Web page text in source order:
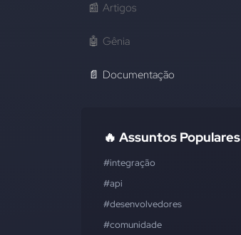
📰 Artigos
🤖 Gênia
📄 Documentação
🔥 Assuntos Populares
#integração
#api
#desenvolvedores
#comunidade